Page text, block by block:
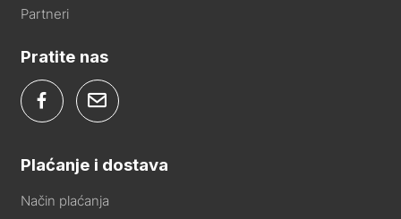
Partneri
Pratite nas
Plaćanje i dostava
Način plaćanja